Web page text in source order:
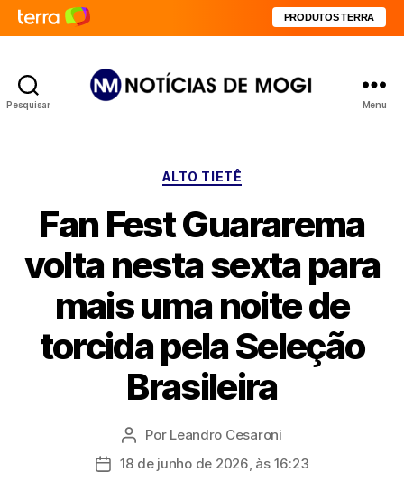
PRODUTOS TERRA
Pesquisar Menu
Categorias
ALTO TIETÊ
Fan Fest Guararema
volta nesta sexta para
mais uma noite de
torcida pela Seleção
Brasileira
Autor
do
post
Por Leandro Cesaroni
Data18 de junho de 2026, às 16:23